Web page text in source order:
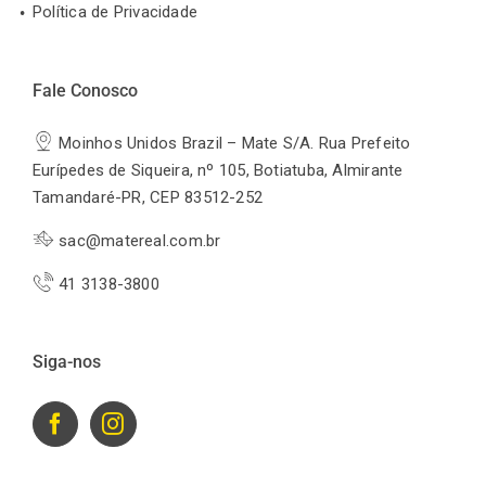
Política de Privacidade
Fale Conosco
Moinhos Unidos Brazil – Mate S/A. Rua Prefeito
Eurípedes de Siqueira, nº 105, Botiatuba, Almirante
Tamandaré-PR, CEP 83512-252
sac@matereal.com.br
41 3138-3800
Siga-nos